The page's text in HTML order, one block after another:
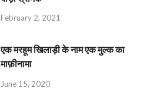
February 2, 2021
एक मरहूम खिलाड़ी के नाम एक मुल्क का
माफ़ीनामा
June 15, 2020